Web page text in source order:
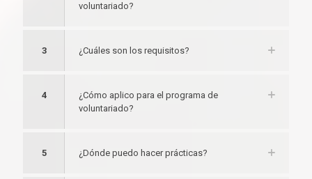
voluntariado?
3 ¿Cuáles son los requisitos?
4
¿Cómo aplico para el programa de
voluntariado?
5 ¿Dónde puedo hacer prácticas?